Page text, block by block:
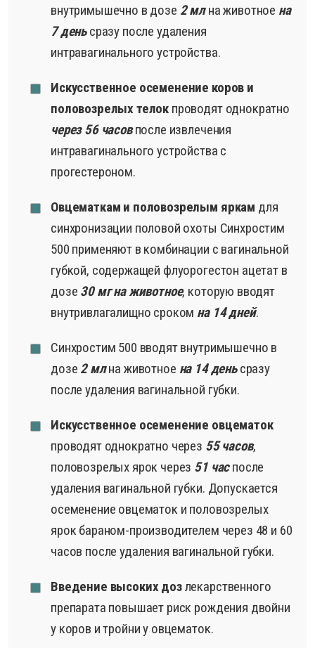
внутримышечно в дозе 2 млна животное на
7 деньсразу после удаления
интравагинального устройства.
Искусственное осеменение коров и
половозрелых телок проводят однократно
через 56 часовпосле извлечения
интравагинального устройства с
прогестероном.
Овцематкам и половозрелым яркам для
синхронизации половой охоты Синхростим
500 применяют в комбинации с вагинальной
губкой, содержащей флуорогестон ацетат в
дозе 30 мг на животное, которую вводят
внутривлагалищно сроком на 14 дней.
Синхростим 500 вводят внутримышечно в
дозе 2 млна животное на 14 деньсразу
после удаления вагинальной губки.
Искусственное осеменение овцематок
проводят однократно через 55 часов,
половозрелых ярок через 51 часпосле
удаления вагинальной губки. Допускается
осеменение овцематок и половозрелых
ярок бараном-производителем через 48 и 60
часов после удаления вагинальной губки.
Введение высоких дозлекарственного
препарата повышает риск рождения двойни
у коров и тройни у овцематок.